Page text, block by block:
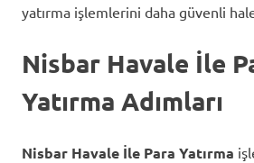
yatırma işlemlerini daha güvenli
Nisbar Havale İle
Yatırma Adımları
Nisbar Havale İle Para Yatırma